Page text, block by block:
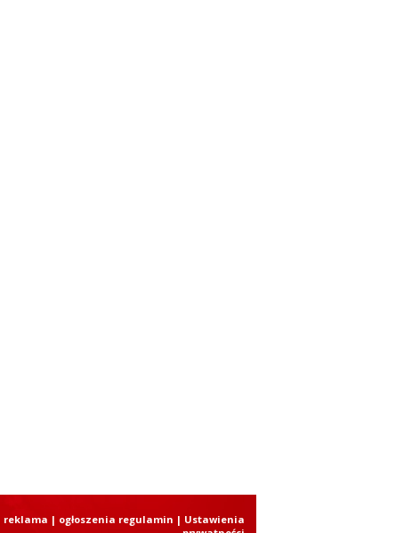
reklama | ogłoszenia regulamin | Ustawienia